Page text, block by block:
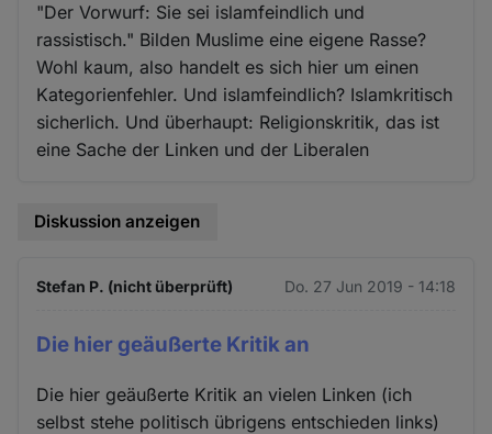
"Der Vorwurf: Sie sei islamfeindlich und
rassistisch." Bilden Muslime eine eigene Rasse?
Wohl kaum, also handelt es sich hier um einen
Kategorienfehler. Und islamfeindlich? Islamkritisch
sicherlich. Und überhaupt: Religionskritik, das ist
eine Sache der Linken und der Liberalen
Diskussion anzeigen
Stefan P. (nicht überprüft) Do. 27 Jun 2019 - 14:18
Die hier geäußerte Kritik an
Die hier geäußerte Kritik an vielen Linken (ich
selbst stehe politisch übrigens entschieden links)